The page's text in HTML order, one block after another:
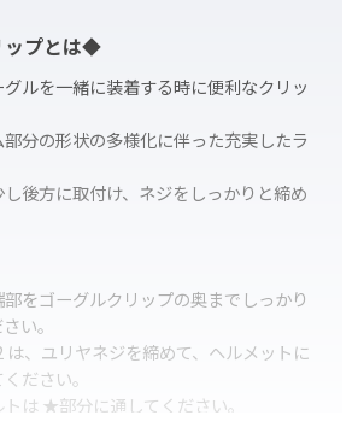
プとは◆
ルを一緒に装着する時に便利なクリッ
分の形状の多様化に伴った充実したラ
後方に取付け、ネジをしっかりと締め
をゴーグルクリップの奥までしっかり
い。
は、ユリヤネジを締めて、ヘルメットに
ださい。
は ★部分に通してください。